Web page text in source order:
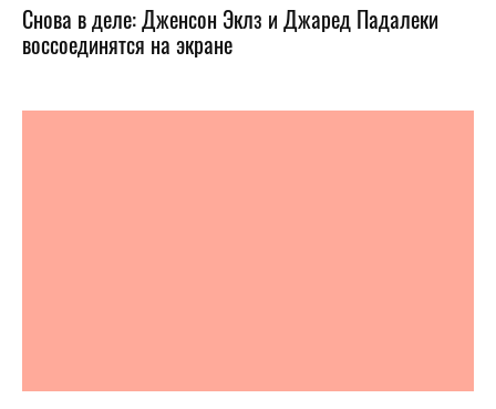
Снова в деле: Дженсон Эклз и Джаред Падалеки
воссоединятся на экране